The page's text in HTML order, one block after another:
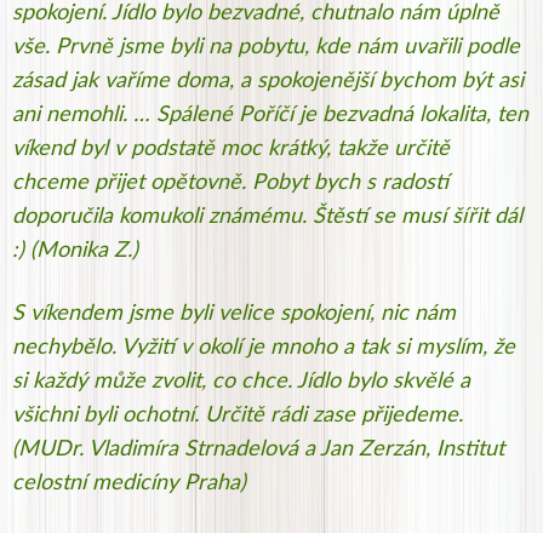
spokojení. Jídlo bylo bezvadné, chutnalo nám úplně
vše. Prvně jsme byli na pobytu, kde nám uvařili podle
zásad jak vaříme doma, a spokojenější bychom být asi
ani nemohli. … Spálené Poříčí je bezvadná lokalita, ten
víkend byl v podstatě moc krátký, takže určitě
chceme přijet opětovně. Pobyt bych s radostí
doporučila komukoli známému. Štěstí se musí šířit dál
:) (Monika Z.)
S víkendem jsme byli velice spokojení, nic nám
nechybělo. Vyžití v okolí je mnoho a tak si myslím, že
si každý může zvolit, co chce. Jídlo bylo skvělé a
všichni byli ochotní. Určitě rádi zase přijedeme.
(MUDr. Vladimíra Strnadelová a Jan Zerzán, Institut
celostní medicíny Praha)